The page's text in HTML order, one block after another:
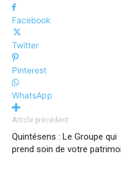
Facebook
Twitter
Pinterest
WhatsApp
Article précédent
Quintésens : Le Groupe qui
prend soin de votre